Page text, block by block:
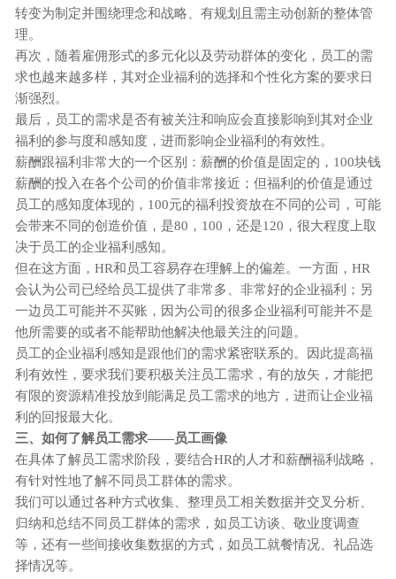
转变为制定并围绕理念和战略、有规划且需主动创新的整体管
理。
再次，随着雇佣形式的多元化以及劳动群体的变化，员工的需
求也越来越多样，其对企业福利的选择和个性化方案的要求日
渐强烈。
最后，员工的需求是否有被关注和响应会直接影响到其对企业
福利的参与度和感知度，进而影响企业福利的有效性。
薪酬跟福利非常大的一个区别：薪酬的价值是固定的， 100块钱
薪酬的投入在各个公司的价值非常接近；但福利的价值是通过
员工的感知度体现的，100元的福利投资放在不同的公司，可能
会带来不同的创造价值，是80，100，还是120，很大程度上取
决于员工的企业福利感知。
但在这方面， HR和员工容易存在理解上的偏差。一方面，HR
会认为公司已经给员工提供了非常多、非常好的企业福利；另
一边员工可能并不买账，因为公司的很多企业福利可能并不是
他所需要的或者不能帮助他解决他最关注的问题。
员工的企业福利感知是跟他们的需求紧密联系的。因此提高福
利有效性，要求我们要积极关注员工需求，有的放矢，才能把
有限的资源精准投放到能满足员工需求的地方，进而让企业福
利的回报最大化。
三、 如何了解员工需求——员工画像
在具体了解员工需求阶段，要结合HR的人才和薪酬福利战略，
有针对性地了解不同员工群体的需求。
我们可以通过各种方式收集、整理员工相关数据并交叉分析、
归纳和总结不同员工群体的需求，如员工访谈、敬业度调查
等，还有一些间接收集数据的方式，如员工就餐情况、礼品选
择情况等。